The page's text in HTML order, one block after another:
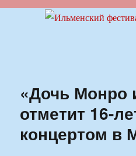
Ильменский
«Дочь Монро
отметит 16-
концертом в